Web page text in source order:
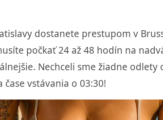
dostanete prestupom v
počkať 24 až 48 hodín na
Nechceli sme žiadne
vstávania o 03:30!